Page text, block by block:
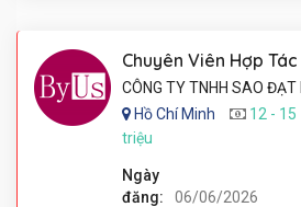
Hồ Chí Minh
12 - 15
triệu
Ngày
đăng:
06/06/2026